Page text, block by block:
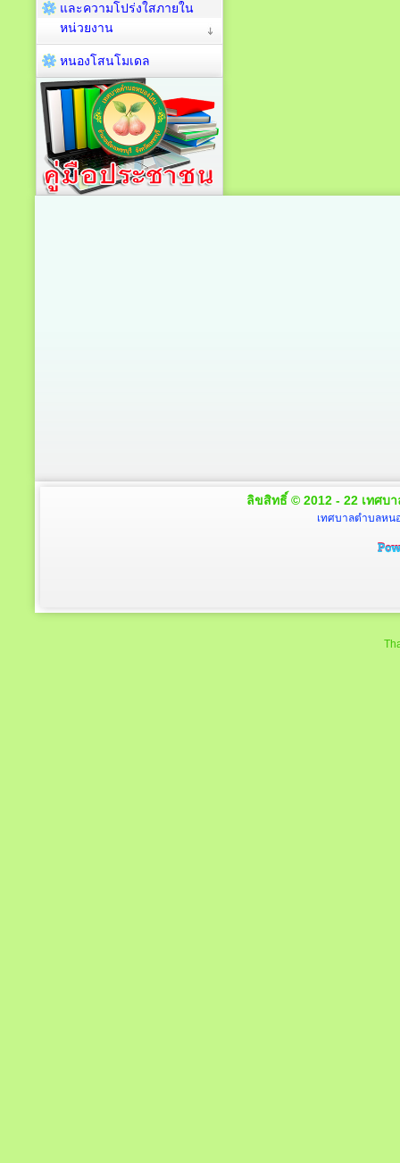
และความโปร่งใสภายใน
หน่วยงาน
หนองโสนโมเดล
ลิขสิทธิ์ © 2012 - 22 เทศบ
เทศบาลตำบลหน